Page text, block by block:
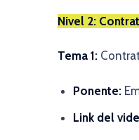
Nivel 2:
Tema 1:
Ponente:
Link del